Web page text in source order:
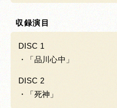
収録演目
DISC 1
「品川心中」
DISC 2
「死神」